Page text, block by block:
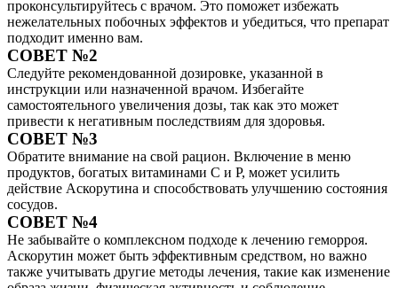
проконсультируйтесь с врачом. Это поможет избежать
нежелательных побочных эффектов и убедиться, что препарат
подходит именно вам.
СОВЕТ №2
Следуйте рекомендованной дозировке, указанной в
инструкции или назначенной врачом. Избегайте
самостоятельного увеличения дозы, так как это может
привести к негативным последствиям для здоровья.
СОВЕТ №3
Обратите внимание на свой рацион. Включение в меню
продуктов, богатых витаминами C и P, может усилить
действие Аскорутина и способствовать улучшению состояния
сосудов.
СОВЕТ №4
Не забывайте о комплексном подходе к лечению геморроя.
Аскорутин может быть эффективным средством, но важно
также учитывать другие методы лечения, такие как изменение